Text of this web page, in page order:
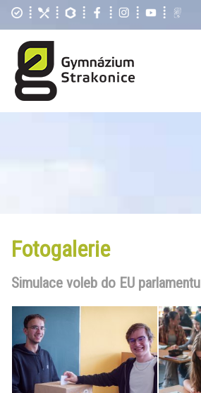
Fotogalerie
Simulace voleb do EU parlamentu